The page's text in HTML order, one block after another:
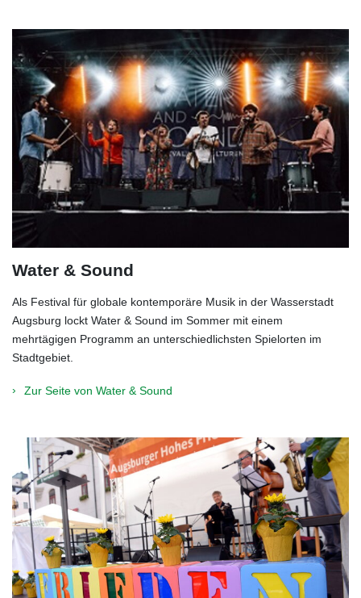
Water & Sound
Als Festival für globale kontemporäre Musik in der Wasserstadt
Augsburg lockt Water & Sound im Sommer mit einem
mehrtägigen Programm an unterschiedlichsten Spielorten im
Stadtgebiet.
Zur Seite von Water & Sound